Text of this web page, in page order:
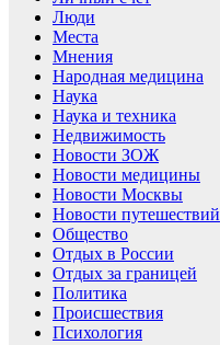
Люди
Места
Мнения
Народная медицина
Наука
Наука и техника
Недвижимость
Новости ЗОЖ
Новости медицины
Новости Москвы
Новости путешествий
Общество
Отдых в России
Отдых за границей
Политика
Происшествия
Психология